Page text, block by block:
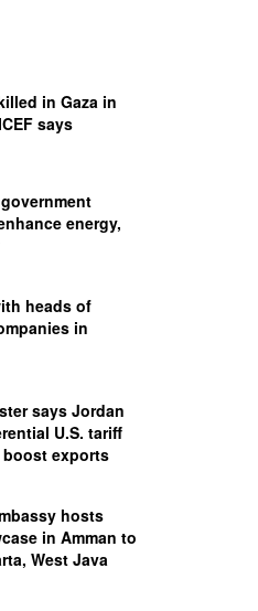
in Gaza in
says
energy,
heads of
in
says Jordan
U.S. tariff
exports
hosts
in Amman to
West Java